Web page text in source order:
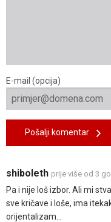
E-mail (opcija)
Pošalji komentar
shiboleth prije više od 3
Pa i nije loš izbor. Ali mi
sve kričave i loše, ima
orijentalizam...